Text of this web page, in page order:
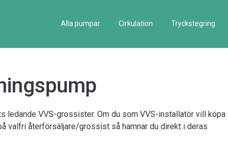
Alla pumpar Cirkulation Tryckstegring
ledande VVS-grossister. Om du som VVS-installatör vill köpa
valfri återförsäljare/grossist så hamnar du direkt i deras